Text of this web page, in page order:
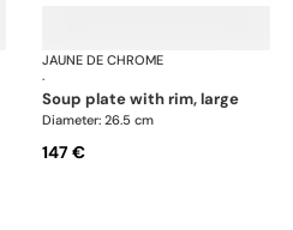
NymphéaJAUNE DE CHROME
·
soup plate with rim, large
Diameter: 26.5 cm
147 €